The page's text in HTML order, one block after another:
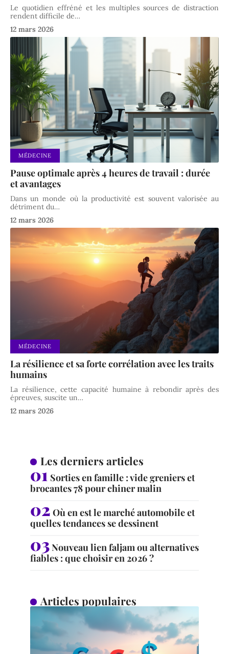
Le quotidien effréné et les multiples sources de distraction
rendent difficile de…
12 mars 2026
MÉDECINE
Pause optimale après 4 heures de travail : durée
et avantages
Dans un monde où la productivité est souvent valorisée au
détriment du…
12 mars 2026
MÉDECINE
La résilience et sa forte corrélation avec les traits
humains
La résilience, cette capacité humaine à rebondir après des
épreuves, suscite un…
12 mars 2026
Les derniers articles
Sorties en famille : vide greniers et
brocantes 78 pour chiner malin
Où en est le marché automobile et
quelles tendances se dessinent
Nouveau lien faljam ou alternatives
fiables : que choisir en 2026 ?
Articles populaires